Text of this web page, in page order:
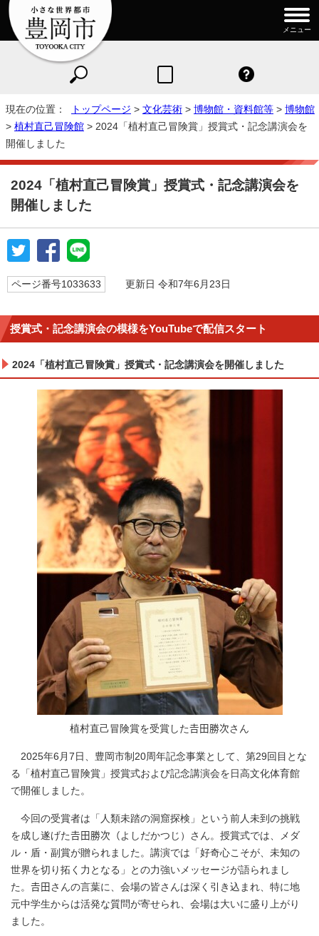
メニュー
現在の位置： トップページ > 文化芸術 > 博物館・資料館等 > 博物館
> 植村直己冒険館 > 2024「植村直己冒険賞」授賞式・記念講演会を
開催しました
2024「植村直己冒険賞」授賞式・記念講演会を
開催しました
ページ番号1033633 更新日 令和7年6月23日
授賞式・記念講演会の模様をYouTubeで配信スタート
2024「植村直己冒険賞」授賞式・記念講演会を開催しました
植村直己冒険賞を受賞した𠮷田勝次さん
2025年6月7日、豊岡市制20周年記念事業として、第29回目とな
る「植村直己冒険賞」授賞式および記念講演会を日高文化体育館
で開催しました。
今回の受賞者は「人類未踏の洞窟探検」という前人未到の挑戦
を成し遂げた𠮷田勝次（よしだかつじ）さん。授賞式では、メダ
ル・盾・副賞が贈られました。講演では「好奇心こそが、未知の
世界を切り拓く力となる」との力強いメッセージが語られまし
た。𠮷田さんの言葉に、会場の皆さんは深く引き込まれ、特に地
元中学生からは活発な質問が寄せられ、会場は大いに盛り上がり
ました。